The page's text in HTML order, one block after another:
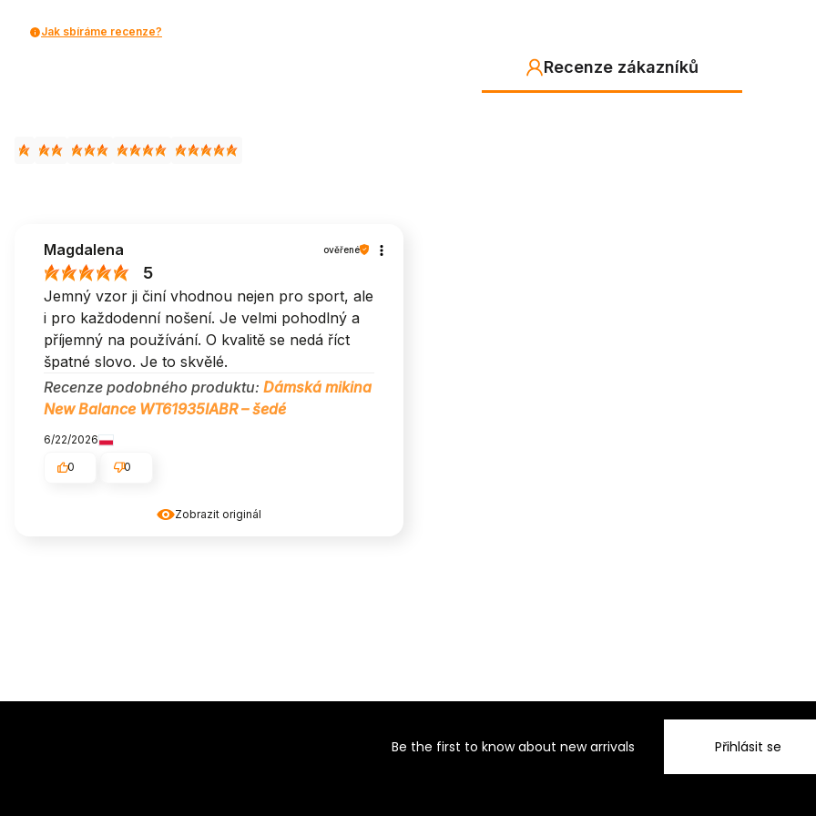
Jak sbíráme recenze?
Recenze zákazníků
Zobrazit originál
Magdalena ověřené
5
Jemný vzor ji činí vhodnou nejen pro sport, ale
i pro každodenní nošení. Je velmi pohodlný a
příjemný na používání. O kvalitě se nedá říct
špatné slovo. Je to skvělé.
Recenze podobného produktu: Dámská mikina
New Balance WT61935IABR – šedé
6/22/2026
0 0
Be the first to know about new arrivals Přihlásit se